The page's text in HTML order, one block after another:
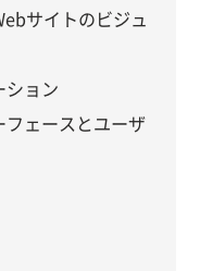
サイトのビジュ
ション
フェースとユーザ